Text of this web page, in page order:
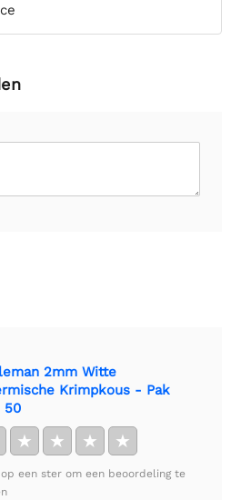
2mm Witte
Krimpkous - Pak
50
★ ★ ★ ★
een ster om een beoordeling te